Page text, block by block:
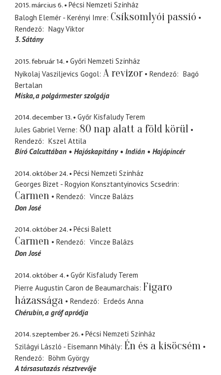
2015. március 6.
Pécsi Nemzeti Színház
Balogh Elemér - Kerényi Imre Csíksomlyói passió
Rendező
Nagy Viktor
3. Sátány
2015. február 14.
Győri Nemzeti Színház
Nyikolaj Vasziljevics Gogol A revizor Rendező
Bagó
Bertalan
Miska a polgármester szolgája
2014. december 13.
Győr Kisfaludy Terem
Jules Gabriel Verne 80 nap alatt a föld körül
Rendező
Kszel Attila
Bíró Calcuttában
Hajóskapitány Indián Hajópincér
2014. október 24.
Pécsi Nemzeti Színház
Georges Bizet - Rogyion Konsztantyinovics Scsedrin
Carmen Rendező
Vincze Balázs
Don José
2014. október 24. Pécsi Balett
Carmen Rendező
Vincze Balázs
Don José
2014. október 4.
Győr Kisfaludy Terem
Pierre Augustin Caron de Beaumarchais Figaro
házassága
Rendező
Erdeős Anna
Chérubin a gróf apródja
2014. szeptember 26.
Pécsi Nemzeti Színház
Szilágyi László - Eisemann Mihály Én és a kisöcsém
Rendező
Böhm György
A társasutazás résztvevője